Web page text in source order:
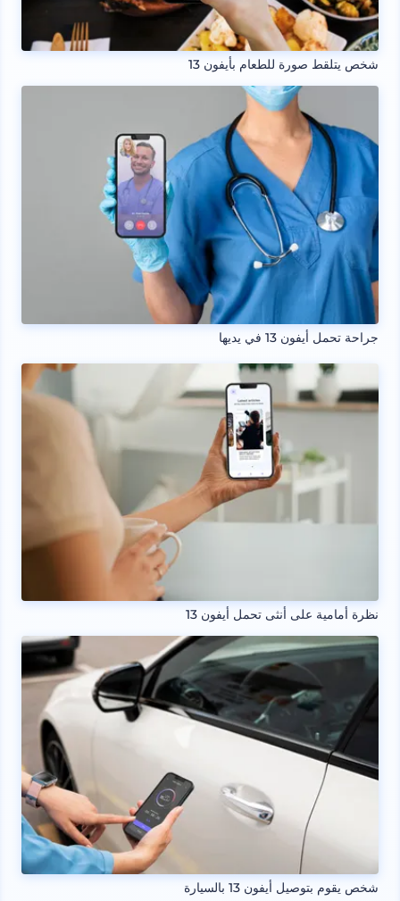
شخص يتلقط صورة للطعام بأيفون 13
جراحة تحمل أيفون 13 في يديها
نظرة أمامية على أنثى تحمل أيفون 13
شخص يقوم بتوصيل أيفون 13 بالسيارة